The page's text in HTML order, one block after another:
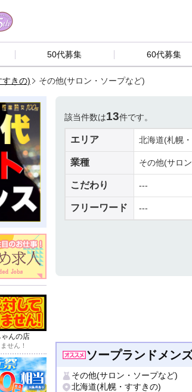
50代募集 60代募集
すきの) その他(サロン・ソープなど)
該当件数は13件です。
エリア 北海道(札幌
業種 その他(サロ
こだわり ---
フリーワード ---
ソープランドメン
その他(サロン・ソープなど)
北海道(札幌・すすきの)
んの店
せん！